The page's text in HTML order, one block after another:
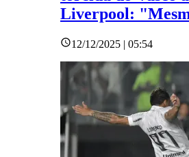
Liverpool:
12/12/2025 | 05:54